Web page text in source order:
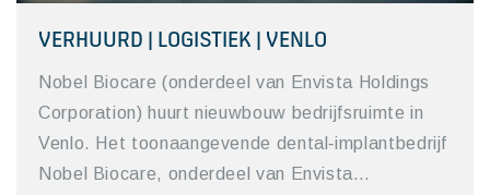
VERHUURD | LOGISTIEK | VENLO
Nobel Biocare (onderdeel van Envista Holdings
Corporation) huurt nieuwbouw bedrijfsruimte in
Venlo. Het toonaangevende dental‑implantbedrijf
Nobel Biocare, onderdeel van Envista…